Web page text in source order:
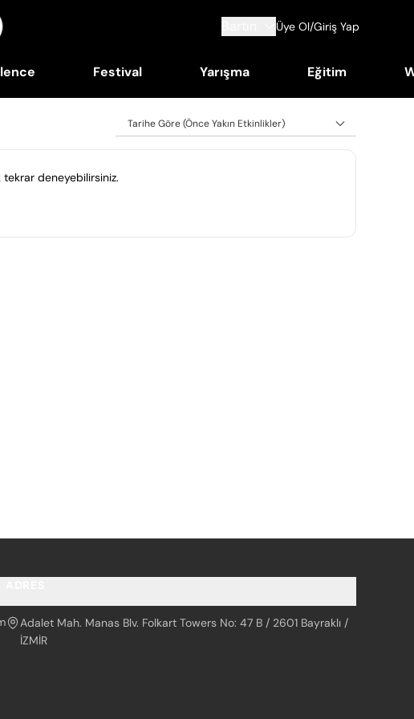
Üye Ol/Giriş Yap
Festival Yarışma Eğitim
Tarihe Göre (Önce Yakın Etkinlikler)
tekrar deneyebilirsiniz.
Adalet Mah. Manas Blv. Folkart Towers No: 47 B / 2601 Bayraklı /
İZMİR